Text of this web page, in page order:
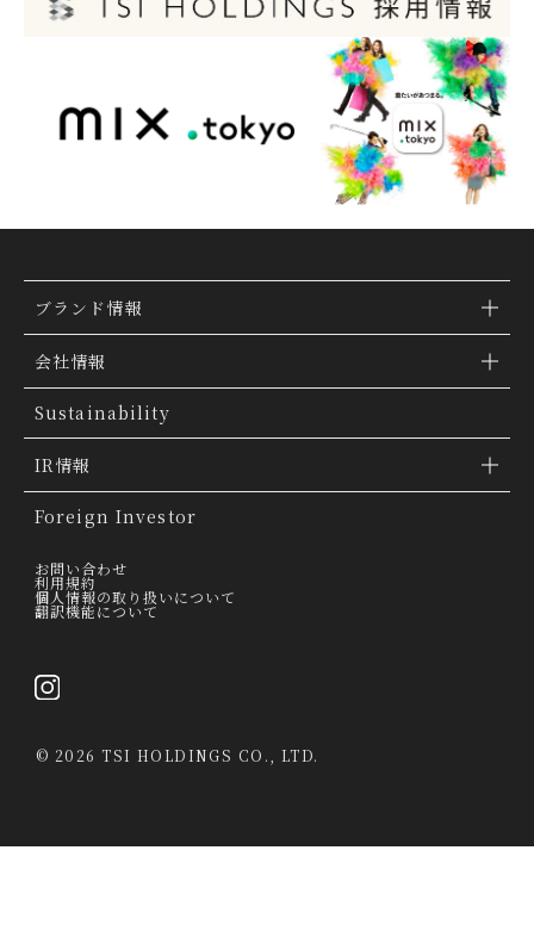
ブランド情報
ブランド検索
ブランドトピックス
「ファッションの力を信じよう」
THE MOVIE
会社情報
TSI トピックス
会社概要
会社沿革
グループ会社
経営理念
採用情報
Sustainability
IR情報
IR情報
IR トピックス
IRライブラリー
決算説明会資料
Foreign Investor
お問い合わせ
利用規約
個人情報の取り扱いについて
翻訳機能について
© 2026 TSI HOLDINGS CO., LTD.